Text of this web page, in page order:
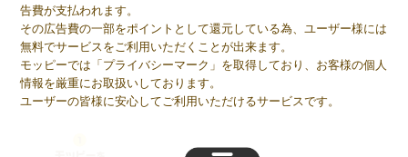
告費が支払われます。
その広告費の一部をポイントとして還元している為、ユーザー様には
無料でサービスをご利用いただくことが出来ます。
モッピーでは「プライバシーマーク」を取得しており、お客様の個人
情報を厳重にお取扱いしております。
ユーザーの皆様に安心してご利用いただけるサービスです。